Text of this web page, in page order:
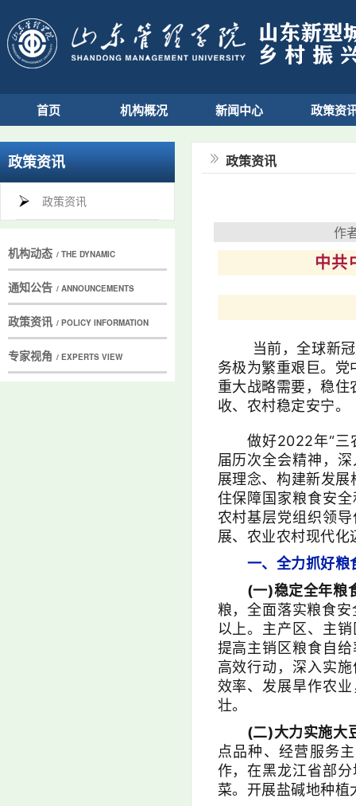
首页 机构概况 新闻中心 政策资
政策资讯
政策资讯
机构动态 / THE DYNAMIC
通知公告 / ANNOUNCEMENTS
政策资讯 / POLICY INFORMATION
专家视角 / EXPERTS VIEW
政策资讯
作
中共
当前，全球新冠肺
务极为繁重艰巨。
重大战略需要，稳住
收、农村稳定安宁。
做好2022年“三农
届历次全会精神，
展理念、构建新发
住保障国家粮食安
农村基层党组织领
展、农业农村现代化
一、全力抓好粮
(一)稳定全年粮
粮，全面落实粮食
以上。主产区、主
提高主销区粮食自
高效行动，深入实
效率、发展旱作农
壮。
(二)大力实施大
点品种、经营服务
作，在黑龙江省部
菜。开展盐碱地种